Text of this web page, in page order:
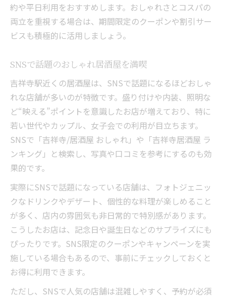
約や平日利用をおすすめします。おしゃれさとコスパの
両立を重視する場合は、期間限定のクーポンや割引サー
ビスも積極的に活用しましょう。
SNSで話題のおしゃれ居酒屋を満喫
吉祥寺駅近くの居酒屋は、SNSで話題になるほどおしゃ
れな店舗が多いのが特徴です。盛り付けや内装、照明な
ど“映える”ポイントを意識したお店が増えており、特に
若い世代やカップル、女子会での利用が目立ちます。
SNSで「吉祥寺/居酒屋 おしゃれ」や「吉祥寺居酒屋 ラ
ンキング」と検索し、写真や口コミを参考にするのも効
果的です。
実際にSNSで話題になっている店舗は、フォトジェニッ
クなドリンクやデザート、個性的な料理が楽しめること
が多く、店内の雰囲気も非日常的で特別感があります。
こうしたお店は、記念日や誕生日などのサプライズにも
ぴったりです。SNS限定のクーポンやキャンペーンを実
施している場合もあるので、事前にチェックしておくと
お得に利用できます。
ただし、SNSで人気の店舗は混雑しやすく、予約が必須